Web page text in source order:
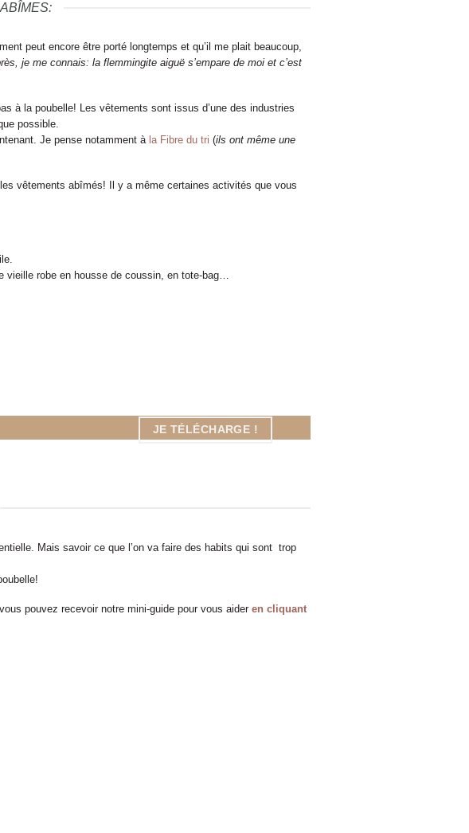
peut encore être porté longtemps et qu’il me plait beaucoup,
je me connais: la flemmingite aiguë s’empare de moi et c’est
à la poubelle! Les vêtements sont issus d’une des industries
possible.
Je pense notamment à la Fibre du tri (ils ont même une
vêtements abîmés! Il y a même certaines activités que vous
vieille robe en housse de coussin, en tote-bag…
JE TÉLÉCHARGE !
Mais savoir ce que l’on va faire des habits qui sont trop
pouvez recevoir notre mini-guide pour vous aider en cliquant